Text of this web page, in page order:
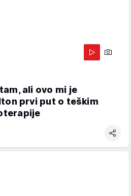
ali ovo mi je
prvi put o teškim